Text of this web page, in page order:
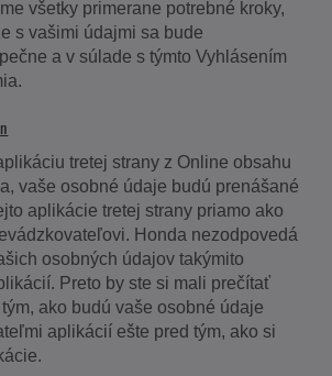
všetky primerane potrebné kroky,
s vašimi údajmi sa bude
a v súlade s týmto Vyhlásením
tretej strany z Online obsahu
vaše osobné údaje budú prenášané
aplikácie tretej strany priamo ako
Honda nezodpovedá
osobných údajov takýmito
Preto by ste si mali prečítať
ako budú vaše osobné údaje
aplikácií ešte pred tým, ako si